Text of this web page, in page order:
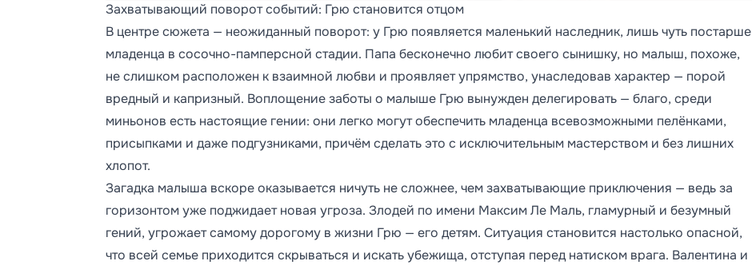
Захватывающий поворот событий: Грю становится отцом
В центре сюжета — неожиданный поворот: у Грю появляется маленький наследник, лишь чуть постарше
младенца в сосочно-памперсной стадии. Папа бесконечно любит своего сынишку, но малыш, похоже,
не слишком расположен к взаимной любви и проявляет упрямство, унаследовав характер — порой
вредный и капризный. Воплощение заботы о малыше Грю вынужден делегировать — благо, среди
миньонов есть настоящие гении: они легко могут обеспечить младенца всевозможными пелёнками,
присыпками и даже подгузниками, причём сделать это с исключительным мастерством и без лишних
хлопот.
Загадка малыша вскоре оказывается ничуть не сложнее, чем захватывающие приключения — ведь за
горизонтом уже поджидает новая угроза. Злодей по имени Максим Ле Маль, гламурный и безумный
гений, угрожает самому дорогому в жизни Грю — его детям. Ситуация становится настолько опасной,
что всей семье приходится скрываться и искать убежища, отступая перед натиском врага. Валентина и